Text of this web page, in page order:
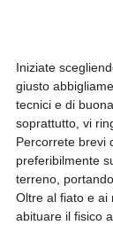
Iniziate
giusto
tecnici e di
soprattutto, vi
Percorrete brevi
preferibilmente
terreno,
Oltre al fiato e ai
abituare il fisico